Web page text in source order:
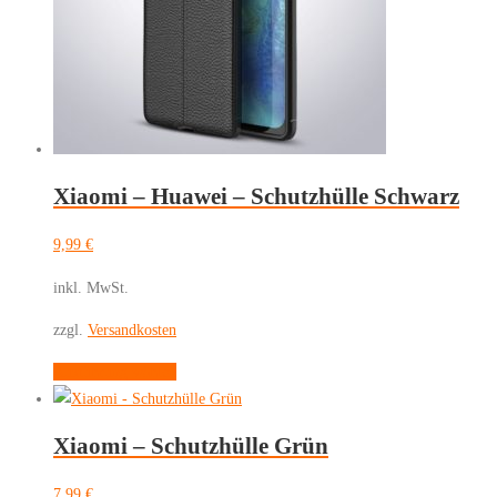
können
auf
der
Produktseite
gewählt
werden
Xiaomi – Huawei – Schutzhülle Schwarz
9,99 €
inkl. MwSt.
zzgl. Versandkosten
Produkt
mehrere
Xiaomi – Schutzhülle Grün